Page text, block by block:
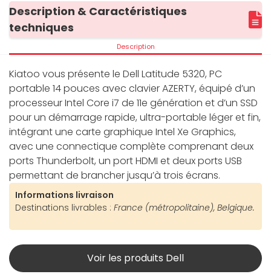
Description & Caractéristiques
techniques
Description
Kiatoo vous présente le Dell Latitude 5320, PC
portable 14 pouces avec clavier AZERTY, équipé d’un
processeur Intel Core i7 de 11e génération et d’un SSD
pour un démarrage rapide, ultra-portable léger et fin,
intégrant une carte graphique Intel Xe Graphics,
avec une connectique complète comprenant deux
ports Thunderbolt, un port HDMI et deux ports USB
permettant de brancher jusqu’à trois écrans.
Informations livraison
Destinations livrables : France (métropolitaine), Belgique.
Voir les produits Dell